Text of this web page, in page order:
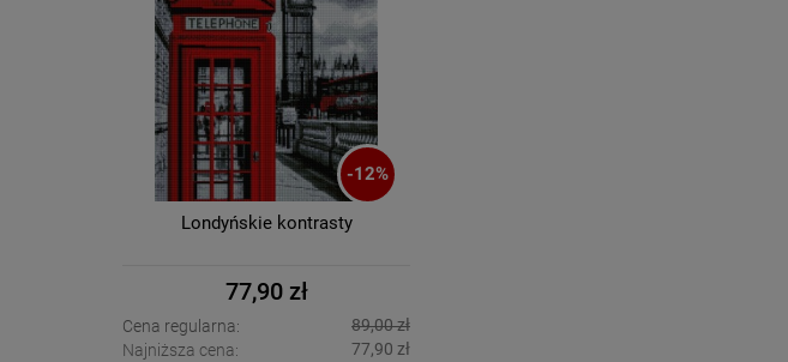
-12%
Londyńskie kontrasty
77,90 zł
Cena regularna:
89,00 zł
Najniższa cena:
77,90 zł